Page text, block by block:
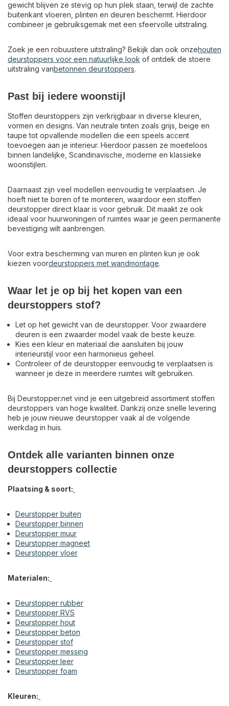
gewicht blijven ze stevig op hun plek staan, terwijl de zachte
buitenkant vloeren, plinten en deuren beschermt. Hierdoor
combineer je gebruiksgemak met een sfeervolle uitstraling.
Zoek je een robuustere uitstraling? Bekijk dan ook onzehouten
deurstoppers voor een natuurlijke look of ontdek de stoere
uitstraling vanbetonnen deurstoppers.
Past bij iedere woonstijl
Stoffen deurstoppers zijn verkrijgbaar in diverse kleuren,
vormen en designs. Van neutrale tinten zoals grijs, beige en
taupe tot opvallende modellen die een speels accent
toevoegen aan je interieur. Hierdoor passen ze moeiteloos
binnen landelijke, Scandinavische, moderne en klassieke
woonstijlen.
Daarnaast zijn veel modellen eenvoudig te verplaatsen. Je
hoeft niet te boren of te monteren, waardoor een stoffen
deurstopper direct klaar is voor gebruik. Dit maakt ze ook
ideaal voor huurwoningen of ruimtes waar je geen permanente
bevestiging wilt aanbrengen.
Voor extra bescherming van muren en plinten kun je ook
kiezen voordeurstoppers met wandmontage.
Waar let je op bij het kopen van een
deurstoppers stof?
Let op het gewicht van de deurstopper. Voor zwaardere
deuren is een zwaarder model vaak de beste keuze.
Kies een kleur en materiaal die aansluiten bij jouw
interieurstijl voor een harmonieus geheel.
Controleer of de deurstopper eenvoudig te verplaatsen is
wanneer je deze in meerdere ruimtes wilt gebruiken.
Bij Deurstopper.net vind je een uitgebreid assortiment stoffen
deurstoppers van hoge kwaliteit. Dankzij onze snelle levering
heb je jouw nieuwe deurstopper vaak al de volgende
werkdag in huis.
Ontdek alle varianten binnen onze
deurstoppers collectie
Plaatsing & soort:
Deurstopper buiten
Deurstopper binnen
Deurstopper muur
Deurstopper magneet
Deurstopper vloer
Materialen:
Deurstopper rubber
Deurstopper RVS
Deurstopper hout
Deurstopper beton
Deurstopper stof
Deurstopper messing
Deurstopper leer
Deurstopper foam
Kleuren: